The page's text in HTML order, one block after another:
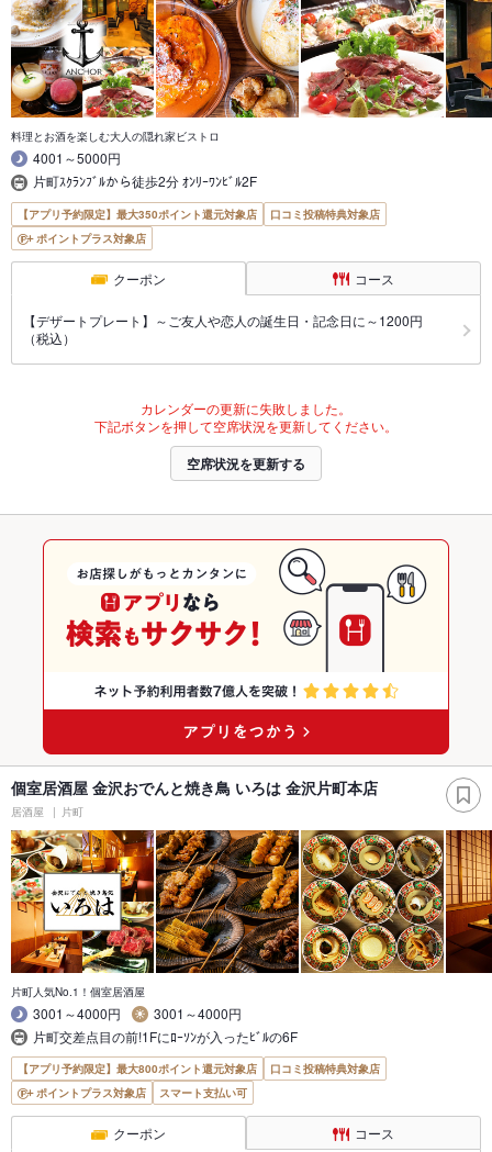
料理とお酒を楽しむ大人の隠れ家ビストロ
4001～5000円
片町ｽｸﾗﾝﾌﾞﾙから徒歩2分 ｵﾝﾘｰﾜﾝﾋﾞﾙ2F
【アプリ予約限定】最大350ポイント還元対象店
口コミ投稿特典対象店
ポイントプラス対象店
クーポン コース
【デザートプレート】～ご友人や恋人の誕生日・記念日に～1200円
（税込）
カレンダーの更新に失敗しました。
下記ボタンを押して空席状況を更新してください。
空席状況を更新する
個室居酒屋 金沢おでんと焼き鳥 いろは 金沢片町本店
居酒屋 片町
片町人気No.1！個室居酒屋
3001～4000円
3001～4000円
片町交差点目の前!1Fにﾛｰｿﾝが入ったﾋﾞﾙの6F
【アプリ予約限定】最大800ポイント還元対象店
口コミ投稿特典対象店
ポイントプラス対象店
スマート支払い可
クーポン コース